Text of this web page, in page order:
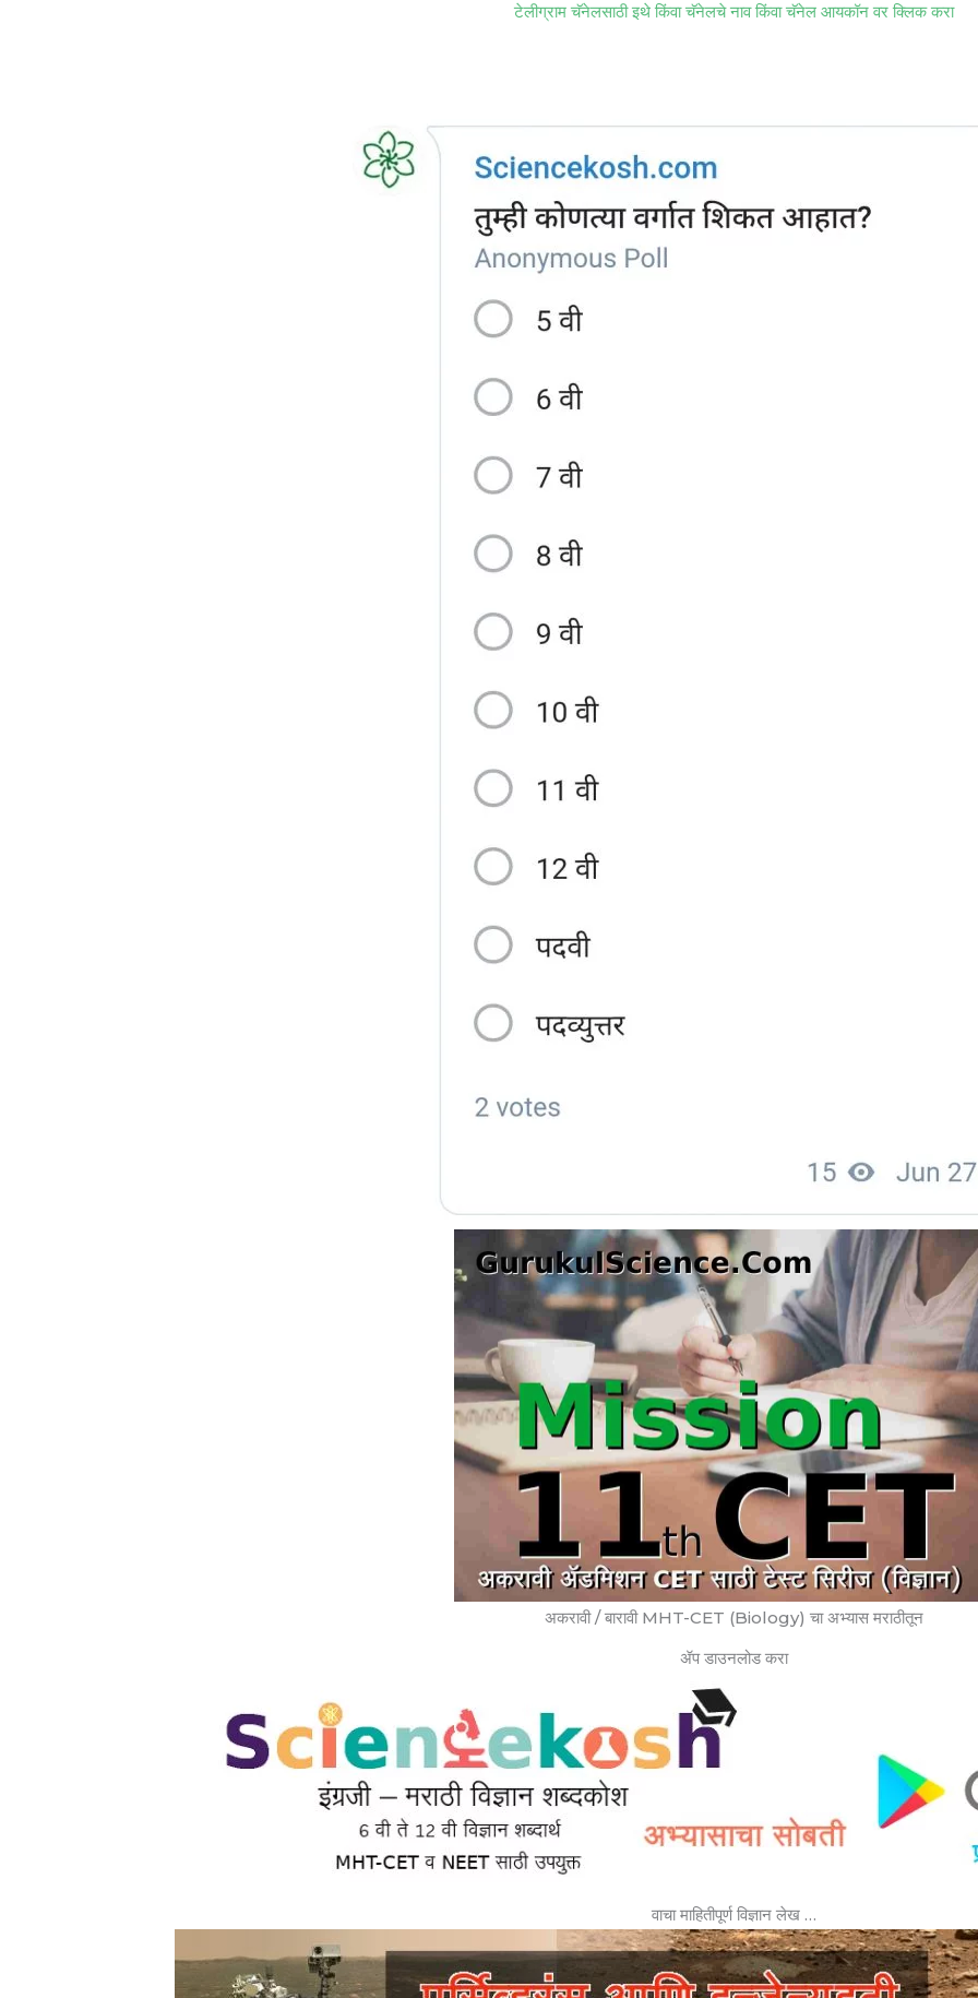
टेलीग्राम चॅनेलसाठी इथे किंवा चॅनेलचे नाव किंवा चॅनेल आयकॉन वर क्लिक करा
अकरावी / बारावी MHT-CET (Biology) चा अभ्यास मराठीतून
ॲप डाउनलोड करा
वाचा माहितीपूर्ण विज्ञान लेख …